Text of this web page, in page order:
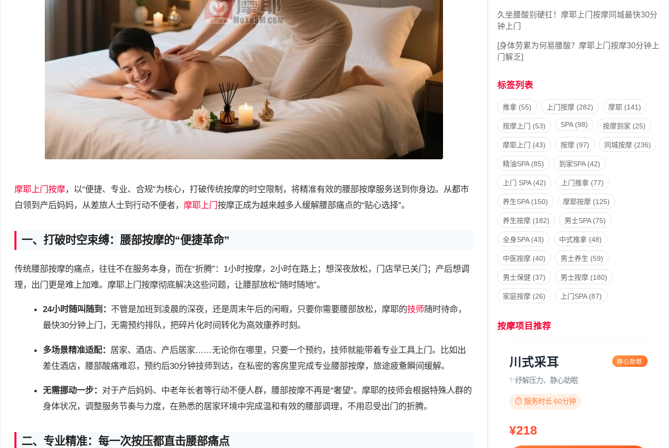
摩耶 上门按摩，以“便捷、专业、合规”为核心，打破传统按摩的时空限制，将精准有效的腰部按摩服务送到你身边。从都市
白领到产后妈妈，从差旅人士到行动不便者， 摩耶上门按摩正成为越来越多人缓解腰部痛点的“贴心选择”。
一、打破时空束缚：腰部按摩的“便捷革命”
传统腰部按摩的痛点，往往不在服务本身，而在“折腾”：1小时按摩，2小时在路上；想深夜放松，门店早已关门；产后想调
理，出门更是难上加难。摩耶上门按摩彻底解决这些问题，让腰部放松“随时随地”。
24小时随叫随到： 不管是加班到凌晨的深夜，还是周末午后的闲暇，只要你需要腰部放松，摩耶的技师 随时待命，
最快30分钟上门，无需预约排队，把碎片化时间转化为高效康养时刻。
多场景精准适配： 居家、酒店、产后居家……无论你在哪里，只要一个预约，技师就能带着专业工具上门。比如出
差住酒店，腰部酸痛难忍，预约后30分钟技师到达，在私密的客房里完成专业腰部按摩，旅途疲惫瞬间缓解。
无需挪动一步： 对于产后妈妈、中老年长者等行动不便人群，腰部按摩不再是“奢望”。摩耶的技师会根据特殊人群的
身体状况，调整服务节奏与力度，在熟悉的居家环境中完成温和有效的腰部调理，不用忍受出门的折腾。
二、专业精准：每一次按压都直击腰部痛点
久坐腰酸别硬扛！摩耶上门按摩同城最快30分
钟上门
[身体劳累为何易腰酸？摩耶上门按摩30分钟上
门解乏]
标签列表
推拿(55) 上门按摩(282) 摩耶(141)
按摩上门 (53) SPA(98) 按摩到家 (25)
摩耶上门 (43) 按摩(97) 同城按摩(236)
精油SPA(85) 到家SPA(42)
上门 SPA(42) 上门推拿(77)
养生SPA(150) 摩耶按摩(125)
养生按摩(182) 男士SPA(75)
全身SPA(43) 中式推拿(48)
中医按摩(40) 男士养生 (59)
男士保健(37) 男士按摩(180)
家庭按摩(26) 上门SPA(87)
按摩项目推荐
川式采耳 静心助眠
纾解压力、静心助眠
⏱️ 服务时长 60分钟
¥218